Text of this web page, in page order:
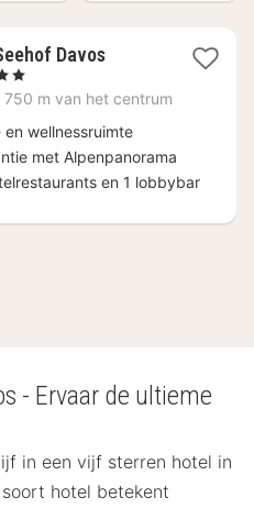
Davos1
vanaf
356,69
750 m van het centrum
en wellnessruimte
met Alpenpanorama
en 1 lobbybar
- Ervaar de ultieme
in een vijf sterren hotel in
hotel betekent